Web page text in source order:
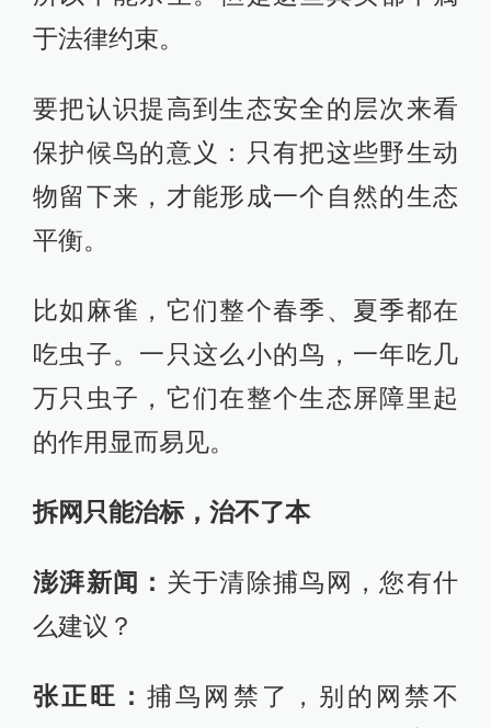
于法律约束。
要把认识提高到生态安全的层次来看
保护候鸟的意义：只有把这些野生动
物留下来，才能形成一个自然的生态
平衡。
比如麻雀，它们整个春季、夏季都在
吃虫子。一只这么小的鸟，一年吃几
万只虫子，它们在整个生态屏障里起
的作用显而易见。
拆网只能治标，治不了本
澎湃新闻： 关于清除捕鸟网，您有什
么建议？
张正旺：捕鸟网禁了，别的网禁不